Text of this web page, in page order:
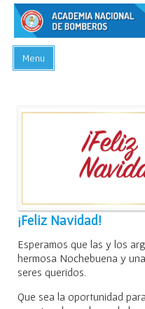
Menu
ACADEMIA
PREGUNTAS FRECUENTES
CONTACTO
¡Feliz Navidad!
Esperamos que las y los
hermosa Nochebuena y
seres queridos.
Que sea la oportunidad